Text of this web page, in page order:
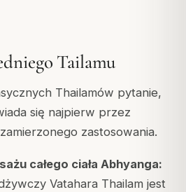
Tailamu
Thailamów pytanie,
się najpierw przez
zastosowania.
całego ciała Abhyanga:
Vatahara Thailam jest